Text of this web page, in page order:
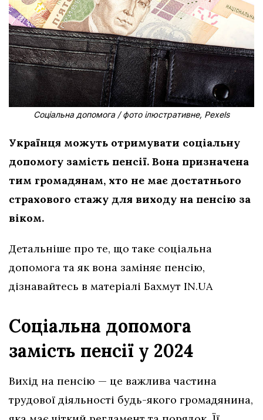
Соціальна допомога / фото ілюстративне, Pexels
Українця можуть отримувати соціальну
допомогу замість пенсії. Вона призначена
тим громадянам, хто не має достатнього
страхового стажу для виходу на пенсію за
віком.
Детальніше про те, що таке соціальна
допомога та як вона заміняє пенсію,
дізнавайтесь в матеріалі Бахмут IN.UA
Соціальна допомога
замість пенсії у 2024
Вихід на пенсію — це важлива частина
трудової діяльності будь-якого громадянина,